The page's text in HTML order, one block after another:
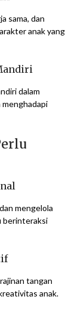
sama, dan
anak yang
dalam
mengelola
berinteraksi
tangan
anak.